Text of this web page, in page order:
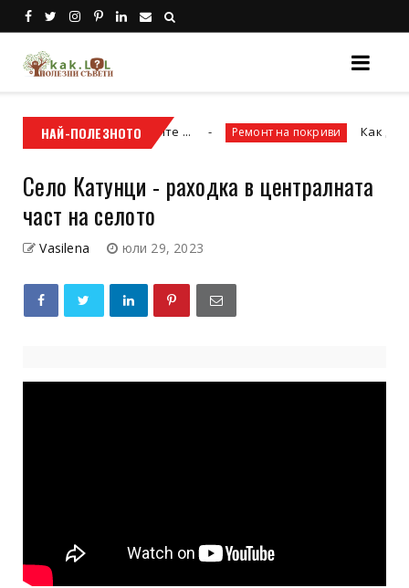
НАЙ-ПОЛЕЗНОТО
и причините ... Ремонт на покриви Как да
Село Катунци - раходка в централната
част на селото
Vasilena юли 29, 2023